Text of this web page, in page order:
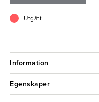
Utgått
Information
Egenskaper